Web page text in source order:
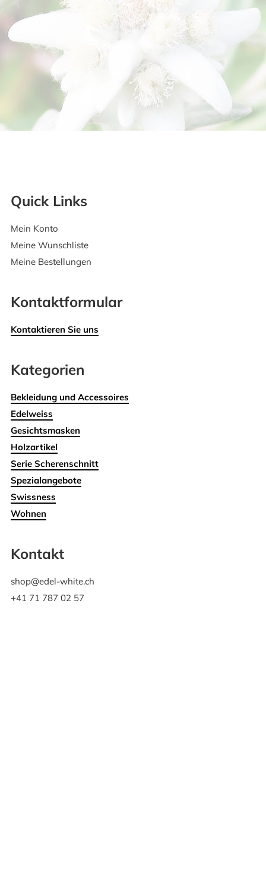
Quick Links
Mein Konto
Meine Wunschliste
Meine Bestellungen
Kontaktformular
Kontaktieren Sie uns
Kategorien
Bekleidung und Accessoires
Edelweiss
Gesichtsmasken
Holzartikel
Serie Scherenschnitt
Spezialangebote
Swissness
Wohnen
Kontakt
shop@edel-white.ch
+41 71 787 02 57